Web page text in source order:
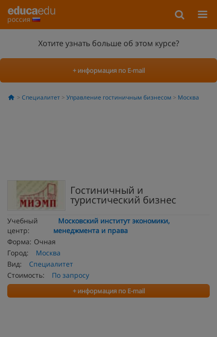
россия
Хотите узнать больше об этом курсе?
+ информация по E-mail
Специалитет Управление гостиничным бизнесом Москва
Гостиничный и
туристический бизнес
Учебный
центр:
Московский институт экономики,
менеджмента и права
Форма: Очная
Город:
Москва
Вид:
Специалитет
Стоимость:
По запросу
+ информация по E-mail